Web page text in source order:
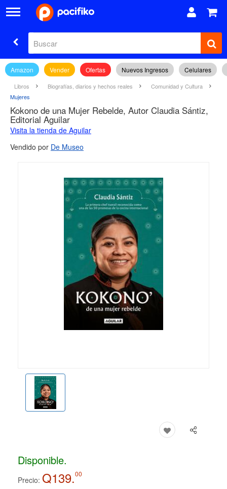
Amazon Vender Ofertas Nuevos Ingresos Celulares
Libros Biografías, diarios y hechos reales
Comunidad y Cultura
Mujeres
Kokono de una Mujer Rebelde, Autor Claudia Sántiz,
Editorial Aguilar
Visita la tienda de Aguilar
Vendido por De Museo
Disponible.
Precio: Q139.00